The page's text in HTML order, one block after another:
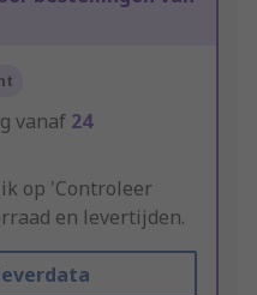
vanaf 24
op 'Controleer
en levertijden.